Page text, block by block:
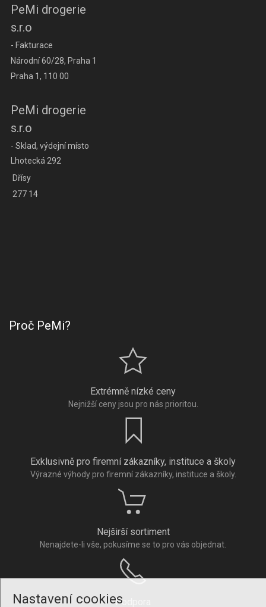
Nastavení cookies
PeMi drogerie
s.r.o
- Fakturace
Národní 60/28, Praha 1
Praha 1, 110 00
PeMi drogerie
s.r.o
- Sklad, výdejní místo
Lhotecká 292
Dřísy
277 14
Proč PeMi?
Extrémně nízké ceny
Nejnižší ceny jsou pro nás prioritou.
Exklusivně pro firemní zákazníky, instituce a školy
Výrazné výhody pro firemní zákazníky, instituce a školy.
Nejširší sortiment
Nenajdete-li vše, pokusíme se to pro vás objednat.
Podpora